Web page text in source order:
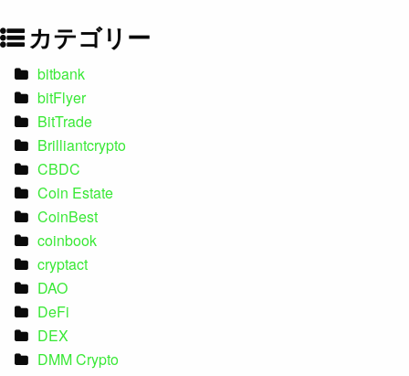
カテゴリー
bitbank
bitFlyer
BitTrade
Brilliantcrypto
CBDC
Coin Estate
CoinBest
coinbook
cryptact
DAO
DeFi
DEX
DMM Crypto